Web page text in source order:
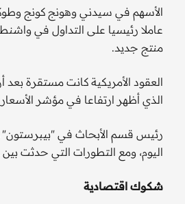
الأسهم في سيدني وهونج كونج
منتج جديد.
الذي أظهر ارتفاعا في مؤشر الأسعار
رئيس قسم الأبحاث في
اليوم، ومع التطورات التي حدثت
شكوك اقتصادية